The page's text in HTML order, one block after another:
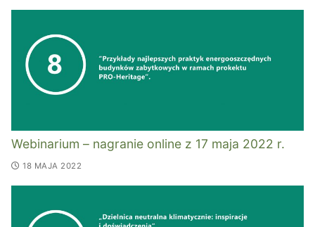
Webinarium – nagranie online z 17 maja 2022 r.
18 MAJA 2022